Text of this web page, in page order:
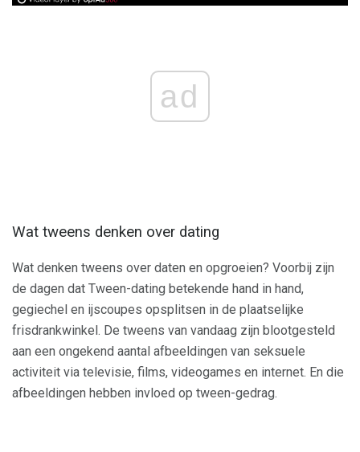
ad
Wat tweens denken over dating
Wat denken tweens over daten en opgroeien? Voorbij zijn
de dagen dat Tween-dating betekende hand in hand,
gegiechel en ijscoupes opsplitsen in de plaatselijke
frisdrankwinkel. De tweens van vandaag zijn blootgesteld
aan een ongekend aantal afbeeldingen van seksuele
activiteit via televisie, films, videogames en internet. En die
afbeeldingen hebben invloed op tween-gedrag.